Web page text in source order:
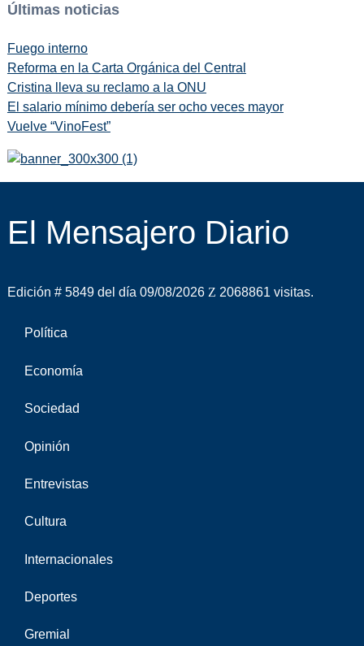
Últimas noticias
Fuego interno
Reforma en la Carta Orgánica del Central
Cristina lleva su reclamo a la ONU
El salario mínimo debería ser ocho veces mayor
Vuelve “VinoFest”
El Mensajero Diario
Edición # 5849 del día 09/08/2026 2068861 visitas.
Política
Economía
Sociedad
Opinión
Entrevistas
Cultura
Internacionales
Deportes
Gremial